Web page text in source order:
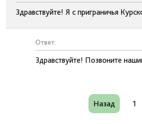
Здравствуйте! Я с приграничья
Ответ:
Здравствуйте! Позвоните
Назад 1